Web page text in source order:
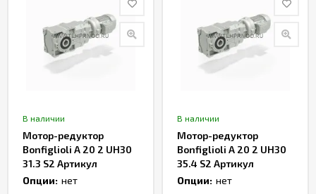
В наличии
Мотор-редуктор
Bonfiglioli A 20 2 UH30
31.3 S2 Артикул
TH232992
Опции: нет
В наличии
Мотор-редуктор
Bonfiglioli A 20 2 UH30
35.4 S2 Артикул
TH232994
Опции: нет